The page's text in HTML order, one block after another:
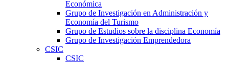
Económica
Grupo de Investigación en Administración y
Economía del Turismo
Grupo de Estudios sobre la disciplina Economía
Grupo de Investigación Emprendedora
CSIC
CSIC